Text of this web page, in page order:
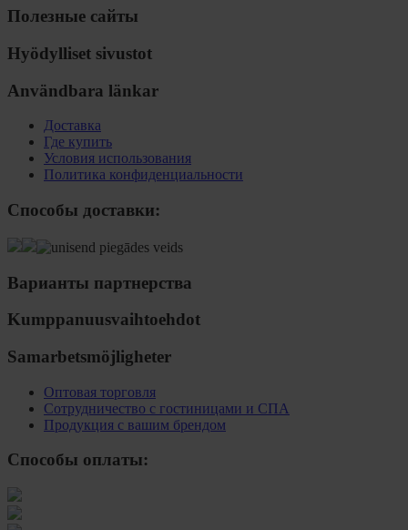
Полезные сайты
Hyödylliset sivustot
Användbara länkar
Доставка
Где купить
Условия использования
Политика конфиденциальности
Способы доставки:
Варианты партнерства
Kumppanuusvaihtoehdot
Samarbetsmöjligheter
Оптовая торговля
Сотрудничество с гостиницами и СПА
Продукция с вашим брендом
Способы оплаты: